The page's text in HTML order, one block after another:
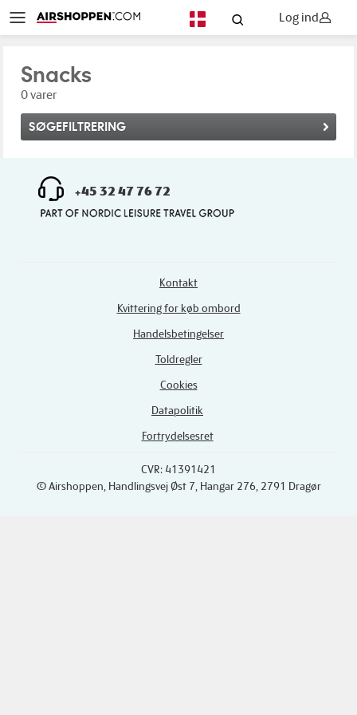
Log ind
Snacks
0 varer
SØGEFILTRERING
+45 32 47 76 72
Kontakt
Kvittering for køb ombord
Handelsbetingelser
Toldregler
Cookies
Datapolitik
Fortrydelsesret
CVR: 41391421
© Airshoppen , Handlingsvej Øst 7, Hangar 276, 2791 Dragør